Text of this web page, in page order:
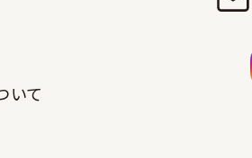
いて